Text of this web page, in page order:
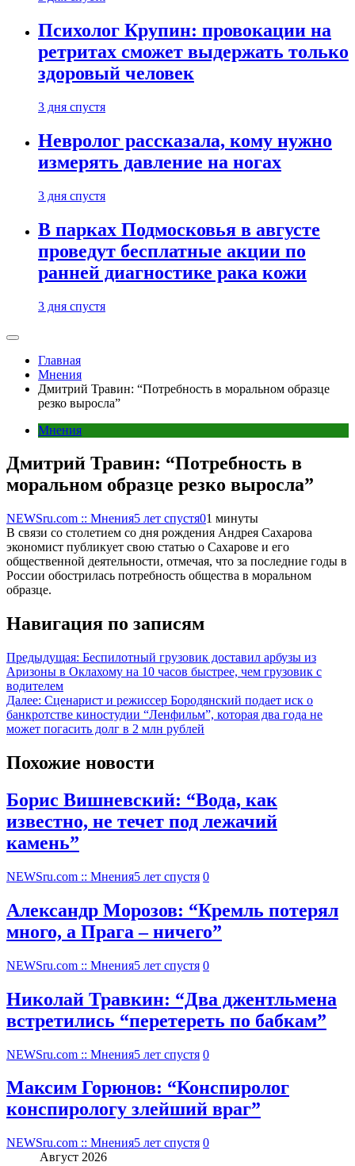
Психолог Крупин: провокации на
ретритах сможет выдержать только
здоровый человек
3 дня спустя
Невролог рассказала, кому нужно
измерять давление на ногах
3 дня спустя
В парках Подмосковья в августе
проведут бесплатные акции по
ранней диагностике рака кожи
3 дня спустя
Главная
Мнения
Дмитрий Травин: “Потребность в моральном образце
резко выросла”
Мнения
Дмитрий Травин: “Потребность в
моральном образце резко выросла”
NEWSru.com :: Мнения5 лет спустя01 минуты
В связи со столетием со дня рождения Андрея Сахарова
экономист публикует свою статью о Сахарове и его
общественной деятельности, отмечая, что за последние годы в
России обострилась потребность общества в моральном
образце.
Навигация по записям
Предыдущая: Беспилотный грузовик доставил арбузы из
Аризоны в Оклахому на 10 часов быстрее, чем грузовик с
водителем
Далее: Сценарист и режиссер Бородянский подает иск о
банкротстве киностудии “Ленфильм”, которая два года не
может погасить долг в 2 млн рублей
Похожие новости
Борис Вишневский: “Вода, как
известно, не течет под лежачий
камень”
NEWSru.com :: Мнения5 лет спустя 0
Александр Морозов: “Кремль потерял
много, а Прага – ничего”
NEWSru.com :: Мнения5 лет спустя 0
Николай Травкин: “Два джентльмена
встретились “перетереть по бабкам”
NEWSru.com :: Мнения5 лет спустя 0
Максим Горюнов: “Конспиролог
конспирологу злейший враг”
NEWSru.com :: Мнения5 лет спустя 0
Август 2026